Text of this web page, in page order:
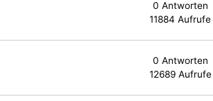
0 Antworten
11884 Aufrufe
0 Antworten
12689 Aufrufe